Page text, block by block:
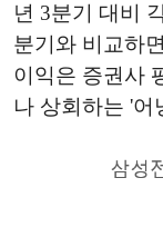
년 3분기 대비
분기와 비교하
이익은 증권사
나 상회하는 '어